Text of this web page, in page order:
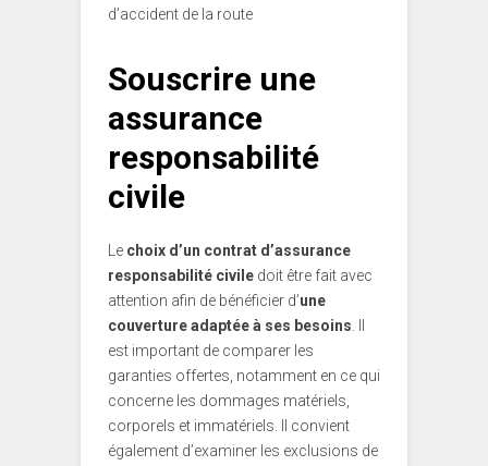
d’accident de la route
Souscrire une
assurance
responsabilité
civile
Le choix d’un contrat d’assurance
responsabilité civile doit être fait avec
attention afin de bénéficier d’une
couverture adaptée à ses besoins. Il
est important de comparer les
garanties offertes, notamment en ce qui
concerne les dommages matériels,
corporels et immatériels. Il convient
également d’examiner les exclusions de